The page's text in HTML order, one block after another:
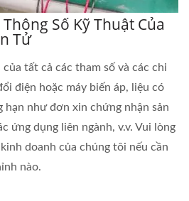
Số Kỹ Thuật Của
Tử
tất cả các tham số và các chi
điện hoặc máy biến áp, liệu có
hạn như đơn xin chứng nhận sản
ứng dụng liên ngành, v.v. Vui lòng
doanh của chúng tôi nếu cần
nào.